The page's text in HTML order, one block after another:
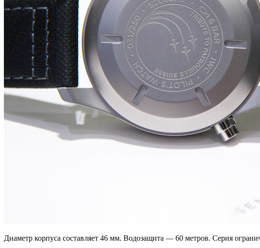
Диаметр корпуса составляет 46 мм. Водозащита — 60 метров. Серия